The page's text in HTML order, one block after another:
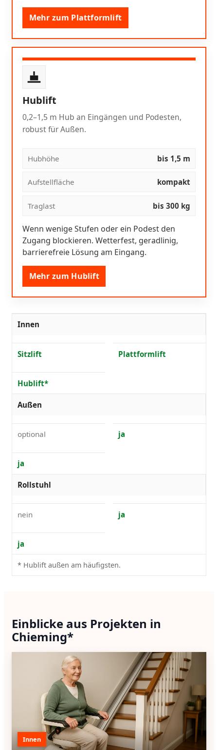
Mehr zum Plattformlift
Hublift
0,2–1,5 m Hub an Eingängen und Podesten,
robust für Außen.
Hubhöhe bis 1,5 m
Aufstellfläche kompakt
Traglast bis 300 kg
Wenn wenige Stufen oder ein Podest den
Zugang blockieren. Wetterfest, geradlinig,
barrierefreie Lösung am Eingang.
Mehr zum Hublift
Innen
Sitzlift Plattformlift
Hublift*
Außen
optional ja
ja
Rollstuhl
nein ja
ja
* Hublift außen am häufigsten.
Einblicke aus Projekten in
Chieming*
Innen